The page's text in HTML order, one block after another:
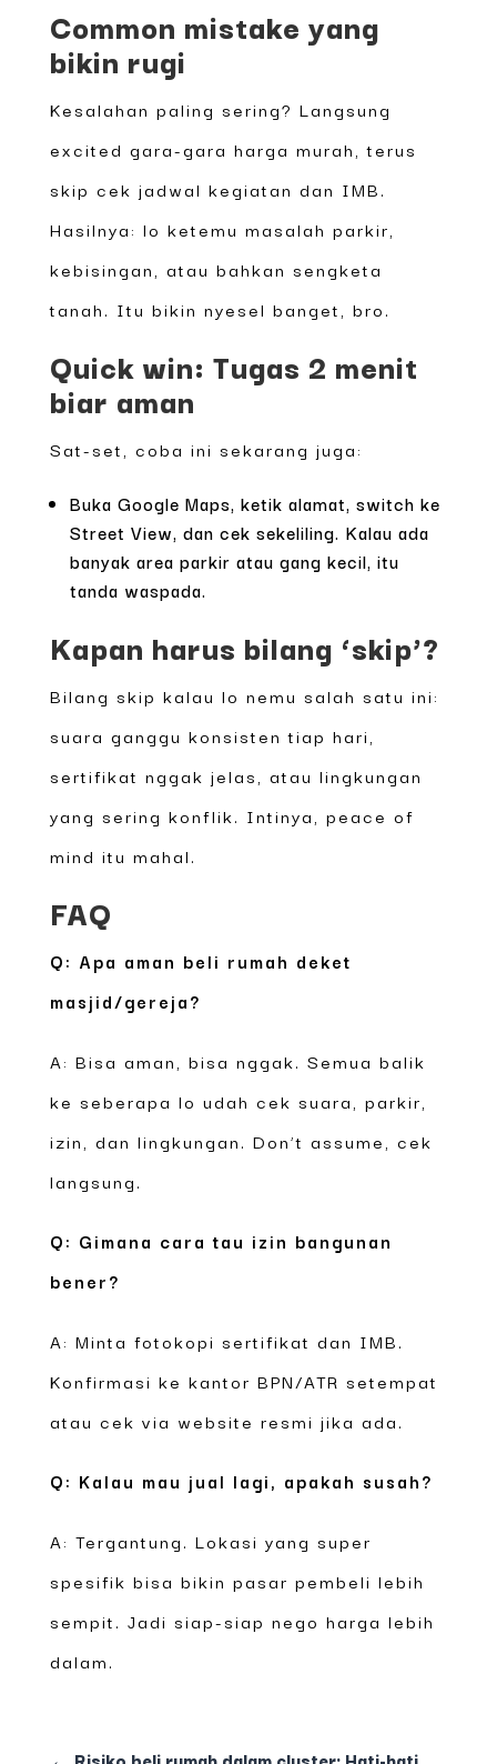
Common mistake yang
bikin rugi
Kesalahan paling sering? Langsung
excited gara-gara harga murah, terus
skip cek jadwal kegiatan dan IMB.
Hasilnya: lo ketemu masalah parkir,
kebisingan, atau bahkan sengketa
tanah. Itu bikin nyesel banget, bro.
Quick win: Tugas 2 menit
biar aman
Sat-set, coba ini sekarang juga:
Buka Google Maps, ketik alamat, switch ke
Street View, dan cek sekeliling. Kalau ada
banyak area parkir atau gang kecil, itu
tanda waspada.
Kapan harus bilang ‘skip’?
Bilang skip kalau lo nemu salah satu ini:
suara ganggu konsisten tiap hari,
sertifikat nggak jelas, atau lingkungan
yang sering konflik. Intinya, peace of
mind itu mahal.
FAQ
Q: Apa aman beli rumah deket
masjid/gereja?
A: Bisa aman, bisa nggak. Semua balik
ke seberapa lo udah cek suara, parkir,
izin, dan lingkungan. Don’t assume, cek
langsung.
Q: Gimana cara tau izin bangunan
bener?
A: Minta fotokopi sertifikat dan IMB.
Konfirmasi ke kantor BPN/ATR setempat
atau cek via website resmi jika ada.
Q: Kalau mau jual lagi, apakah susah?
A: Tergantung. Lokasi yang super
spesifik bisa bikin pasar pembeli lebih
sempit. Jadi siap-siap nego harga lebih
dalam.